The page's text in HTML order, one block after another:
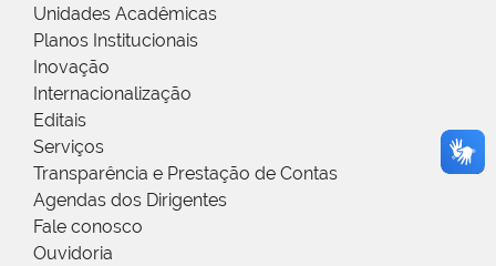
Unidades Acadêmicas
Planos Institucionais
Inovação
Internacionalização
Editais
Serviços
Transparência e Prestação de Contas
Agendas dos Dirigentes
Fale conosco
Ouvidoria